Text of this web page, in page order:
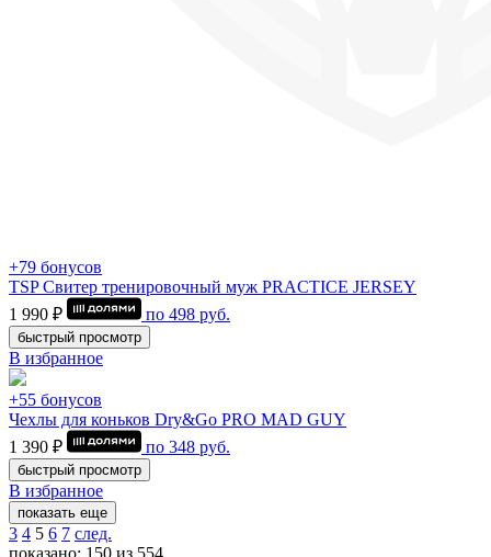
+79 бонусов
TSP Свитер тренировочный муж PRACTICE JERSEY
1 990 ₽
по 498 руб.
быстрый просмотр
В избранное
+55 бонусов
Чехлы для коньков Dry&Go PRO MAD GUY
1 390 ₽
по 348 руб.
быстрый просмотр
В избранное
показать еще
3 4 5 6 7 след.